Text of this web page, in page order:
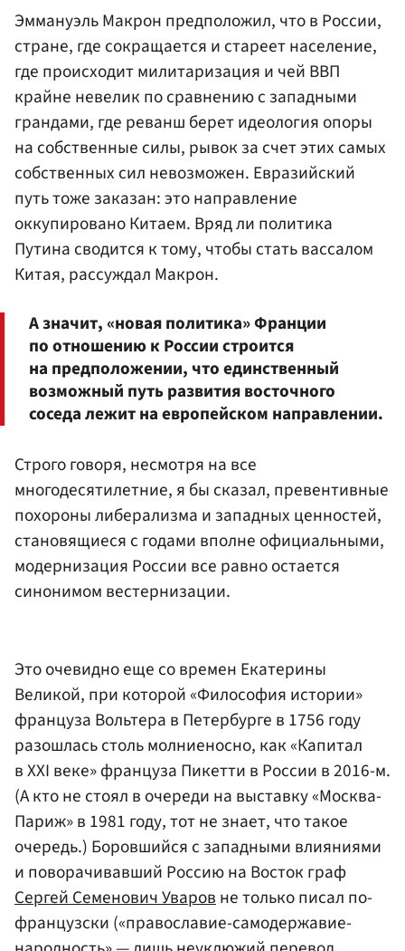
Эммануэль Макрон предположил, что в России,
стране, где сокращается и стареет население,
где происходит милитаризация и чей ВВП
крайне невелик по сравнению с западными
грандами, где реванш берет идеология опоры
на собственные силы, рывок за счет этих самых
собственных сил невозможен. Евразийский
путь тоже заказан: это направление
оккупировано Китаем. Вряд ли политика
Путина сводится к тому, чтобы стать вассалом
Китая, рассуждал Макрон.
А значит, «новая политика» Франции
по отношению к России строится
на предположении, что единственный
возможный путь развития восточного
соседа лежит на европейском направлении.
Строго говоря, несмотря на все
многодесятилетние, я бы сказал, превентивные
похороны либерализма и западных ценностей,
становящиеся с годами вполне официальными,
модернизация России все равно остается
синонимом вестернизации.
Это очевидно еще со времен Екатерины
Великой, при которой «Философия истории»
француза Вольтера в Петербурге в 1756 году
разошлась столь молниеносно, как «Капитал
в XXI веке» француза Пикетти в России в 2016-м.
(А кто не стоял в очереди на выставку «Москва-
Париж» в 1981 году, тот не знает, что такое
очередь.) Боровшийся с западными влияниями
и поворачивавший Россию на Восток граф
Сергей Семенович Уваровне только писал по-
французски («православие-самодержавие-